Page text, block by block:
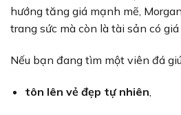
hướng tăng giá mạnh mẽ,
trang sức mà còn là tài sản có giá
Nếu bạn đang tìm một viên đá
tôn lên vẻ đẹp tự nhiên,